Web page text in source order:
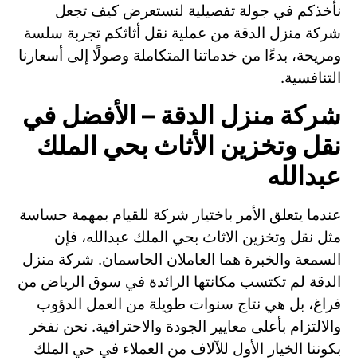
نأخذكم في جولة تفصيلية لنستعرض كيف تجعل
شركة منزل الدقة من عملية نقل أثاثكم تجربة سلسة
ومريحة، بدءًا من خدماتنا المتكاملة وصولًا إلى أسعارنا
التنافسية.
شركة منزل الدقة – الأفضل في
نقل وتخزين الأثاث بحي الملك
عبدالله
عندما يتعلق الأمر باختيار شركة للقيام بمهمة حساسة
مثل نقل وتخزين الاثاث بحي الملك عبدالله، فإن
السمعة والخبرة هما العاملان الحاسمان. شركة منزل
الدقة لم تكتسب مكانتها الرائدة في سوق الرياض من
فراغ، بل هي نتاج سنوات طويلة من العمل الدؤوب
والالتزام بأعلى معايير الجودة والاحترافية. نحن نفخر
بكوننا الخيار الأول للآلاف من العملاء في حي الملك